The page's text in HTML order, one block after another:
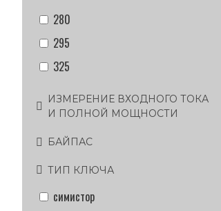
280
295
325
ИЗМЕРЕНИЕ ВХОДНОГО ТОКА
И ПОЛНОЙ МОЩНОСТИ
БАЙПАС
ТИП КЛЮЧА
симистор